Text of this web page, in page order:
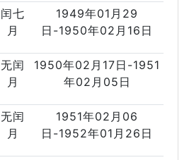
闰七
月
1949年01月29
日-1950年02月16日
无闰
月
1950年02月17日-1951
年02月05日
无闰
月
1951年02月06
日-1952年01月26日